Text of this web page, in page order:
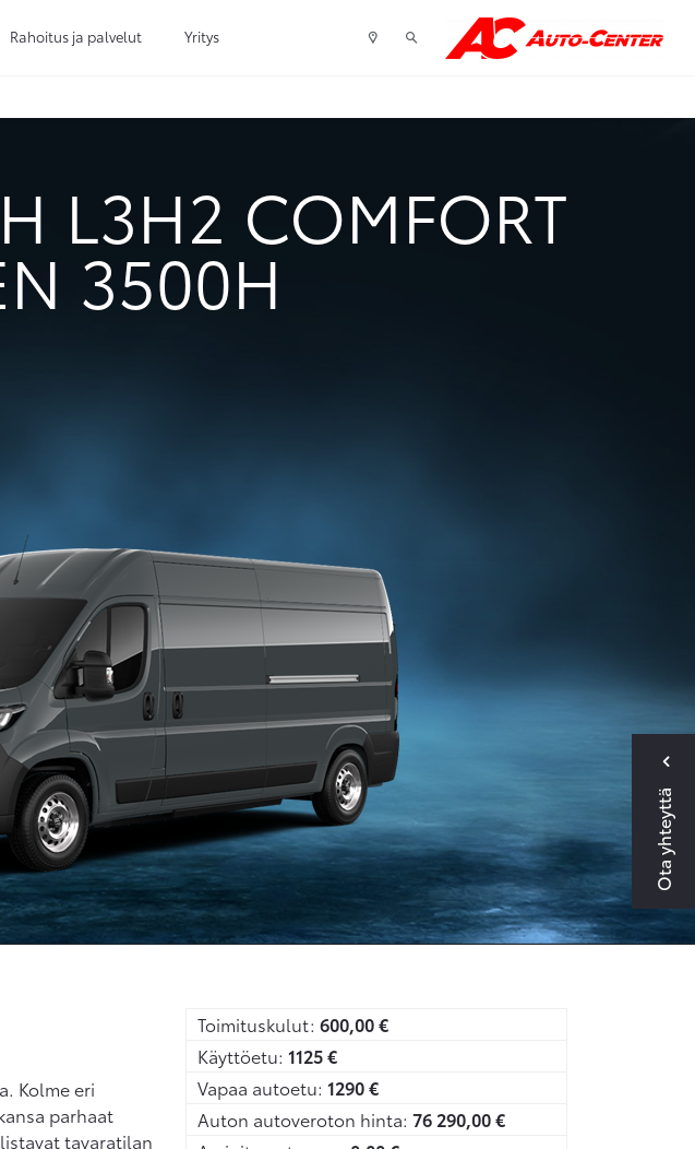
Rahoitus ja palvelut Yritys
Ota yhteyttä
L3H2 COMFORT
3500H
Kolme eri
parhaat
tavaratilan
Toimituskulut: 600,00€
Käyttöetu: 1125€
Vapaa autoetu: 1290€
Auton autoveroton hinta: 76 290,00€